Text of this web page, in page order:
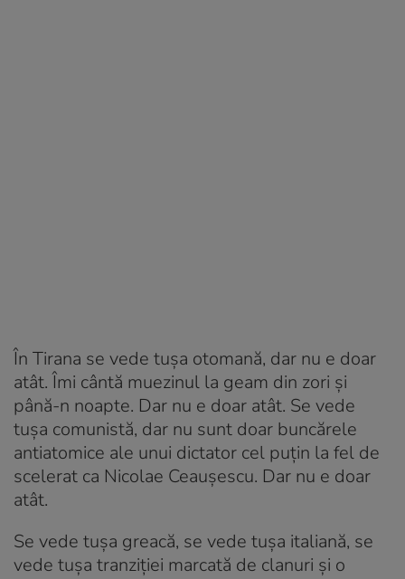
În Tirana se vede tușa otomană, dar nu e doar
atât. Îmi cântă muezinul la geam din zori și
până-n noapte. Dar nu e doar atât. Se vede
tușa comunistă, dar nu sunt doar buncărele
antiatomice ale unui dictator cel puțin la fel de
scelerat ca Nicolae Ceaușescu. Dar nu e doar
atât.
Se vede tușa greacă, se vede tușa italiană, se
vede tușa tranziției marcată de clanuri și o